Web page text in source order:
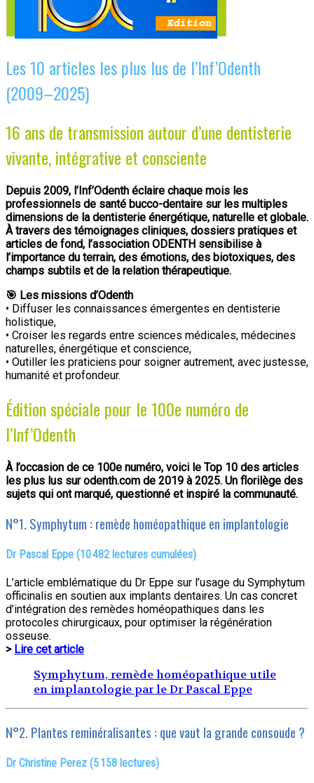
Les 10 articles les plus lus de l’Inf’Odenth
(2009–2025)
16 ans de transmission autour d’une dentisterie
vivante, intégrative et consciente
Depuis 2009, l’Inf’Odenth éclaire chaque mois les
professionnels de santé bucco-dentaire sur les multiples
dimensions de la dentisterie énergétique, naturelle et globale.
À travers des témoignages cliniques, dossiers pratiques et
articles de fond, l’association ODENTH sensibilise à
l’importance du terrain, des émotions, des biotoxiques, des
champs subtils et de la relation thérapeutique.
🎯 Les missions d’Odenth
• Diffuser les connaissances émergentes en dentisterie
holistique,
• Croiser les regards entre sciences médicales, médecines
naturelles, énergétique et conscience,
• Outiller les praticiens pour soigner autrement, avec justesse,
humanité et profondeur.
Édition spéciale pour le 100e numéro de
l’Inf’Odenth
À l’occasion de ce 100e numéro, voici le Top 10 des articles
les plus lus sur odenth.com de 2019 à 2025. Un florilège des
sujets qui ont marqué, questionné et inspiré la communauté.
N°1. Symphytum : remède homéopathique en implantologie
Dr Pascal Eppe (10 482 lectures cumulées)
L’article emblématique du Dr Eppe sur l’usage du Symphytum
officinalis en soutien aux implants dentaires. Un cas concret
d’intégration des remèdes homéopathiques dans les
protocoles chirurgicaux, pour optimiser la régénération
osseuse.
> Lire cet article
Symphytum, remède homéopathique utile
en implantologie par le Dr Pascal Eppe
N°2. Plantes reminéralisantes : que vaut la grande consoude ?
Dr Christine Perez (5 158 lectures)